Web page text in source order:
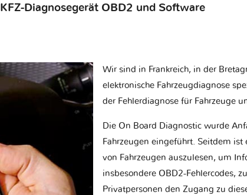
KFZ-Diagnosegerät OBD2 und Software
Wir sind in Frankreich, in der
elektronische Fahrzeugdiagnose
der Fehlerdiagnose für Fahrzeuge
Die On Board Diagnostic wurde
Fahrzeugen eingeführt. Seitdem ist
von Fahrzeugen auszulesen, um
insbesondere OBD2-Fehlercodes,
Privatpersonen den Zugang zu